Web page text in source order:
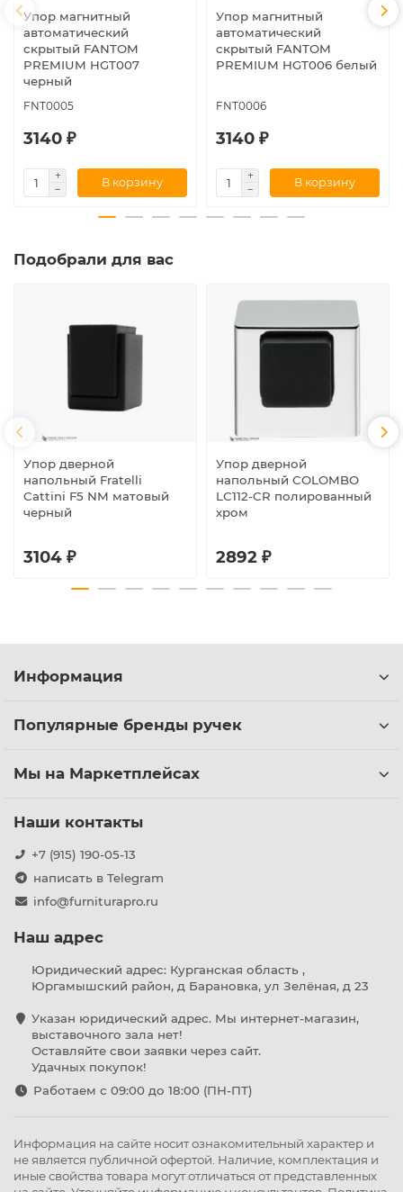
Упор магнитный
автоматический
скрытый FANTOM
PREMIUM HGT007
черный
FNT0005
3140 ₽
В корзину
Упор магнитный
автоматический
скрытый FANTOM
PREMIUM HGT006 белый
FNT0006
3140 ₽
В корзину
Подобрали для вас
Упор дверной
напольный Fratelli
Cattini F5 NM матовый
черный
3104 ₽
Упор дверной
напольный COLOMBO
LC112-CR полированный
хром
2892 ₽
Информация
Популярные бренды ручек
Мы на Маркетплейсах
Наши контакты
+7 (915) 190-05-13
написать в Telegram
info@furniturapro.ru
Наш адрес
Юридический адрес: Курганская область ,
Юргамышский район, д Барановка, ул Зелёная, д 23
Указан юридический адрес. Мы интернет-магазин,
выставочного зала нет!
Оставляйте свои заявки через сайт.
Удачных покупок!
Работаем с 09:00 до 18:00 (ПН-ПТ)
Информация на сайте носит ознакомительный характер и
не является публичной офертой. Наличие, комплектация и
иные свойства товара могут отличаться от представленных